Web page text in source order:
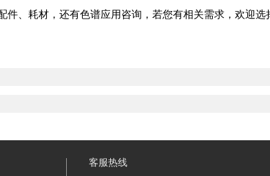
、耗材，还有色谱应用咨询，若您有相关需求，欢迎
客服热线